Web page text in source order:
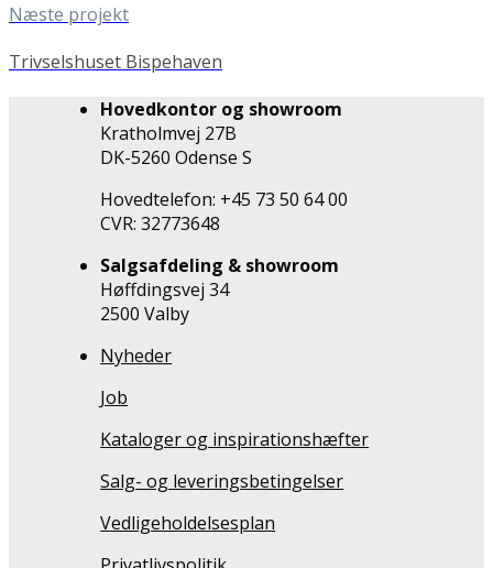
Næste projekt
Trivselshuset Bispehaven
Hovedkontor og showroom
Kratholmvej 27B
DK-5260 Odense S
Hovedtelefon: +45 73 50 64 00
CVR: 32773648
Salgsafdeling & showroom
Høffdingsvej 34
2500 Valby
Nyheder
Job
Kataloger og inspirationshæfter
Salg- og leveringsbetingelser
Vedligeholdelsesplan